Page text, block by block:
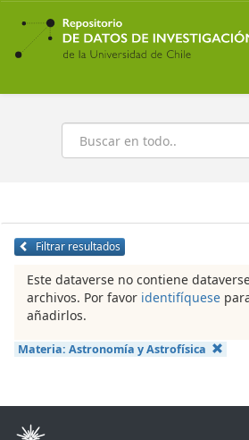
Ir
contenido
principal
Buscar
Filtrar resultados
Este dataverse no contiene
archivos. Por favor identifíquese
añadirlos.
Materia: Astronomía y Astrofísica